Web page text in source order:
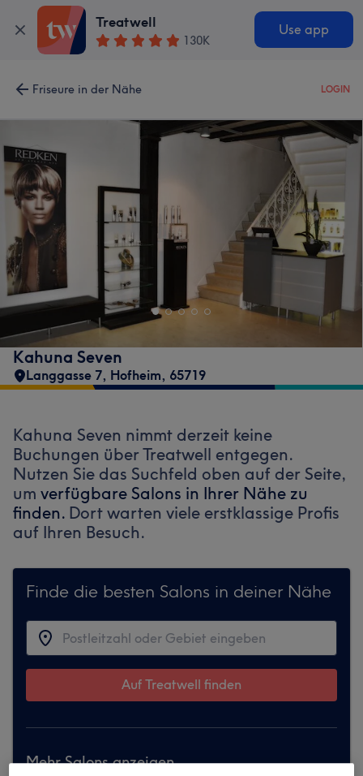
Treatwell
130K
Use app
Friseure in der Nähe LOGIN
Kahuna Seven
Langgasse 7, Hofheim, 65719
Kahuna Seven nimmt derzeit keine
Buchungen über Treatwell entgegen.
Nutzen Sie das Suchfeld oben auf der Seite,
um verfügbare Salons in Ihrer Nähe zu
finden. Dort warten viele erstklassige Profis
auf Ihren Besuch.
Finde die besten Salons in deiner Nähe
Auf Treatwell finden
Mehr Salons anzeigen